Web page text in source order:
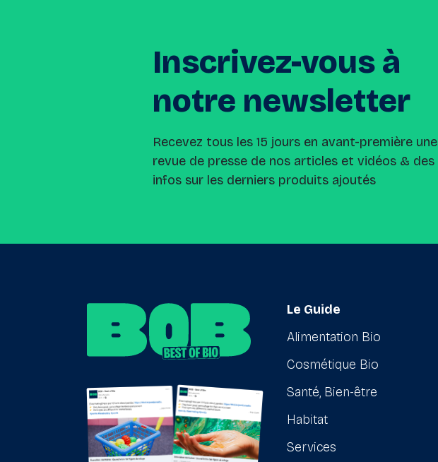
Inscrivez-vous à
notre newsletter
Recevez tous les 15 jours en avant-première une
revue de presse de nos articles et vidéos & des
infos sur les derniers produits ajoutés
Le Guide
Alimentation Bio
Cosmétique Bio
Santé, Bien-être
Habitat
Services